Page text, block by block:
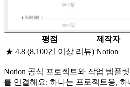
평점
제작자
★ 4.8 (8,100건 이상 리뷰) Notion
Notion 공식 프로젝트와 작업 템플
를 연결해요: 하나는 프로젝트용,